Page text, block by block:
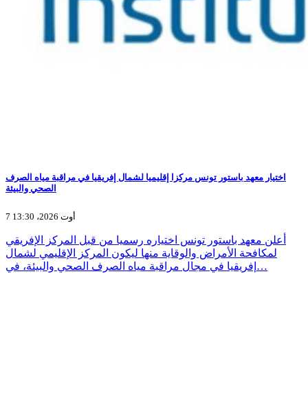
اختيار معهد باستور تونس مركزا إقليميا لشمال إفريقيا في مراقبة مياه الصرف
الصحي والبيئة
7 أوت 2026، 13:30
أعلن معهد باستور تونس اختياره رسميا من قبل المركز الإفريقي
لمكافحة الأمراض والوقاية منها ليكون المركز الإقليمي لشمال
إفريقيا في مجال مراقبة مياه الصرف الصحي والبيئة، في…